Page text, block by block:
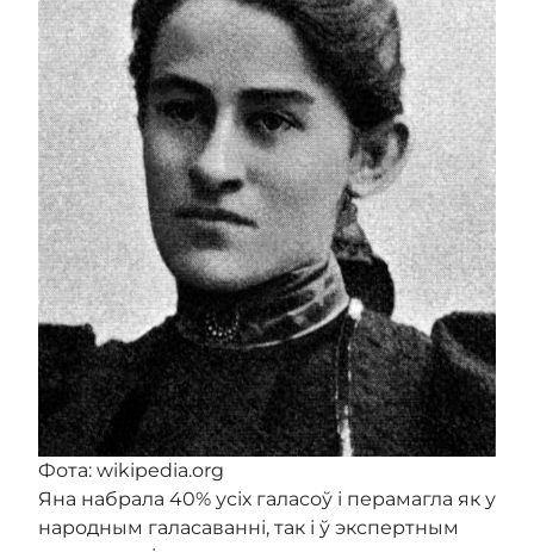
Фота: wikipedia.org
Яна набрала 40% усіх галасоў і перамагла як у
народным галасаванні, так і ў экспертным